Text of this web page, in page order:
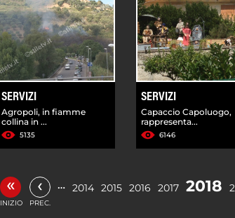
SERVIZI
Agropoli, in fiamme
collina in ...
5135
SERVIZI
Capaccio Capoluogo,
rappresenta...
6146
«
INIZIO
‹
PREC.
… 2014 2015 2016 2017 2018